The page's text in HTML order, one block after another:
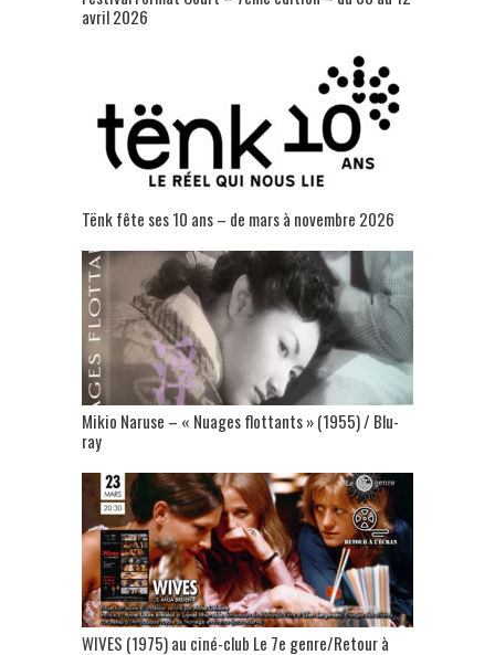
avril 2026
Tënk fête ses 10 ans – de mars à novembre 2026
Mikio Naruse – « Nuages flottants » (1955) / Blu-
ray
WIVES (1975) au ciné-club Le 7e genre/Retour à